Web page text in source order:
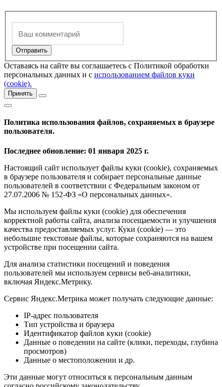
Оставаясь на сайте вы соглашаетесь с Политикой обработки
персональных данных и с использованием файлов куки
(cookie).
Принять
Политика использования файлов, сохраняемых в браузере
пользователя.
Последнее обновление: 01 января 2025 г.
Настоящий сайт использует файлы куки (cookie), сохраняемых
в браузере пользователя и собирает персональные данные
пользователей в соответствии с Федеральным законом от
27.07.2006 № 152-ФЗ «О персональных данных».
Мы используем файлы куки (cookie) для обеспечения
корректной работы сайта, анализа посещаемости и улучшения
качества предоставляемых услуг. Куки (cookie) — это
небольшие текстовые файлы, которые сохраняются на вашем
устройстве при посещении сайта.
Для анализа статистики посещений и поведения
пользователей мы используем сервисы веб-аналитики,
включая Яндекс.Метрику.
Сервис Яндекс.Метрика может получать следующие данные:
IP-адрес пользователя
Тип устройства и браузера
Идентификатор файлов куки (cookie)
Данные о поведении на сайте (клики, переходы, глубина
просмотров)
Данные о местоположении и др.
Эти данные могут относиться к персональным данным